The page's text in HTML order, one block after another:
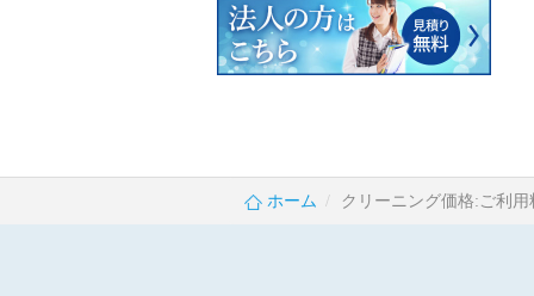
ホーム クリーニング価格:ご利用